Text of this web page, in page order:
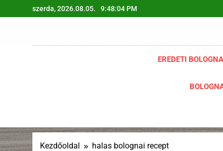
a
szerda, 2026.08.05. 9:48:05 PM
EREDETI
Kezdőoldal halas bolognai recept